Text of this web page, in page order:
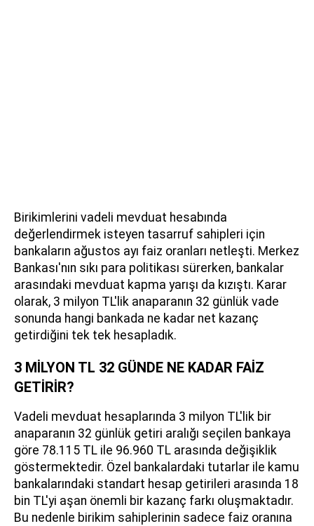
Birikimlerini vadeli mevduat hesabında
değerlendirmek isteyen tasarruf sahipleri için
bankaların ağustos ayı faiz oranları netleşti. Merkez
Bankası'nın sıkı para politikası sürerken, bankalar
arasındaki mevduat kapma yarışı da kızıştı. Karar
olarak, 3 milyon TL'lik anaparanın 32 günlük vade
sonunda hangi bankada ne kadar net kazanç
getirdiğini tek tek hesapladık.
3 MİLYON TL 32 GÜNDE NE KADAR FAİZ
GETİRİR?
Vadeli mevduat hesaplarında 3 milyon TL'lik bir
anaparanın 32 günlük getiri aralığı seçilen bankaya
göre 78.115 TL ile 96.960 TL arasında değişiklik
göstermektedir. Özel bankalardaki tutarlar ile kamu
bankalarındaki standart hesap getirileri arasında 18
bin TL'yi aşan önemli bir kazanç farkı oluşmaktadır.
Bu nedenle birikim sahiplerinin sadece faiz oranına